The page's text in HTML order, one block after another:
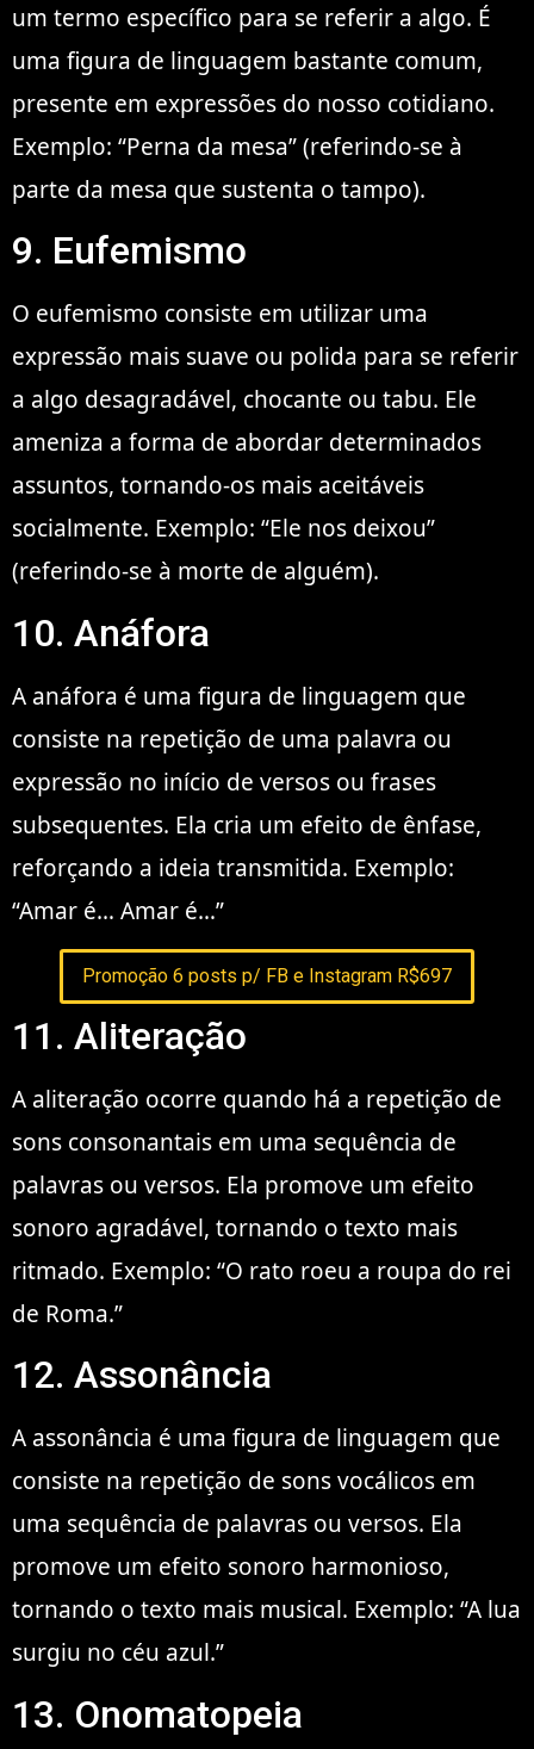
um termo específico para se referir a algo. É
uma figura de linguagem bastante comum,
presente em expressões do nosso cotidiano.
Exemplo: “Perna da mesa” (referindo-se à
parte da mesa que sustenta o tampo).
9. Eufemismo
O eufemismo consiste em utilizar uma
expressão mais suave ou polida para se referir
a algo desagradável, chocante ou tabu. Ele
ameniza a forma de abordar determinados
assuntos, tornando-os mais aceitáveis
socialmente. Exemplo: “Ele nos deixou”
(referindo-se à morte de alguém).
10. Anáfora
A anáfora é uma figura de linguagem que
consiste na repetição de uma palavra ou
expressão no início de versos ou frases
subsequentes. Ela cria um efeito de ênfase,
reforçando a ideia transmitida. Exemplo:
“Amar é… Amar é…”
Promoção 6 posts p/ FB e Instagram R$697
11. Aliteração
A aliteração ocorre quando há a repetição de
sons consonantais em uma sequência de
palavras ou versos. Ela promove um efeito
sonoro agradável, tornando o texto mais
ritmado. Exemplo: “O rato roeu a roupa do rei
de Roma.”
12. Assonância
A assonância é uma figura de linguagem que
consiste na repetição de sons vocálicos em
uma sequência de palavras ou versos. Ela
promove um efeito sonoro harmonioso,
tornando o texto mais musical. Exemplo: “A lua
surgiu no céu azul.”
13. Onomatopeia